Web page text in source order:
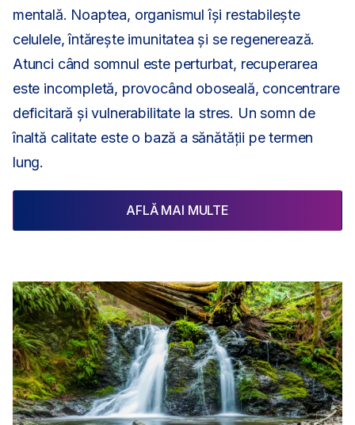
mentală. Noaptea, organismul își restabilește
celulele, întărește imunitatea și se regenerează.
Atunci când somnul este perturbat, recuperarea
este incompletă, provocând oboseală, concentrare
deficitară și vulnerabilitate la stres. Un somn de
înaltă calitate este o bază a sănătății pe termen
lung.
AFLĂ MAI MULTE